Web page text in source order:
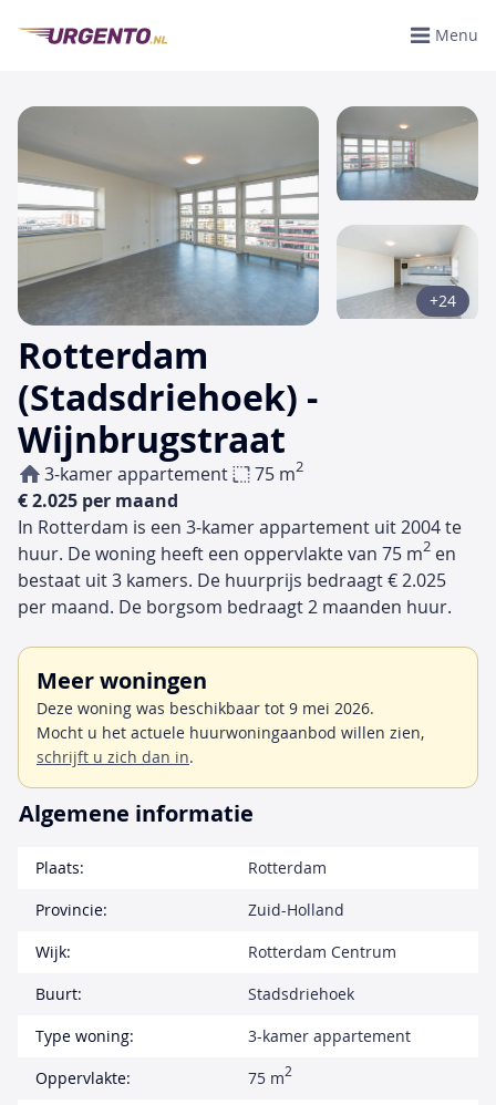
Menu
Rotterdam
(Stadsdriehoek) -
Wijnbrugstraat
3-kamer appartement 75 m2
€ 2.025 per maand
+24
In Rotterdam is een 3-kamer appartement uit 2004 te
huur. De woning heeft een oppervlakte van 75 m2 en
bestaat uit 3 kamers. De huurprijs bedraagt € 2.025
per maand. De borgsom bedraagt 2 maanden huur.
Meer woningen
Deze woning was beschikbaar tot 9 mei 2026.
Mocht u het actuele huurwoningaanbod willen zien,
schrijft u zich dan in.
Algemene informatie
Plaats:
Rotterdam
Provincie:
Zuid-Holland
Wijk:
Rotterdam Centrum
Buurt:
Stadsdriehoek
Type woning:
3-kamer appartement
Oppervlakte:
75 m2